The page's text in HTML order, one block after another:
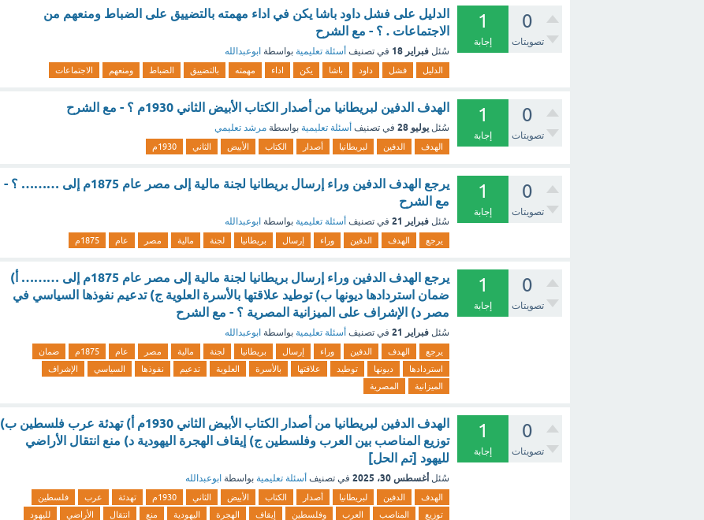
0
تصويتات
1
إجابة
الدليل على فشل داود باشا يكن في اداء مهمته بالتضييق على الضباط ومنعهم من
الاجتماعات . ؟ - مع الشرح
سُئل فبراير 18 في تصنيف أسئلة تعليمية بواسطة ابوعبدالله
الدليل فشل داود باشا يكن اداء مهمته بالتضييق الضباط ومنعهم الاجتماعات
0
تصويتات
1
إجابة
الهدف الدفين لبريطانيا من أصدار الكتاب الأبيض الثاني 1930م ؟ - مع الشرح
سُئل يوليو 28 في تصنيف أسئلة تعليمية بواسطة مرشد تعليمي
الهدف الدفين لبريطانيا أصدار الكتاب الأبيض الثاني 1930م
0
تصويتات
1
إجابة
يرجع الهدف الدفين وراء إرسال بريطانيا لجنة مالية إلى مصر عام 1875م إلى ……… ؟ -
مع الشرح
سُئل فبراير 21 في تصنيف أسئلة تعليمية بواسطة ابوعبدالله
يرجع الهدف الدفين وراء إرسال بريطانيا لجنة مالية مصر عام 1875م
0
تصويتات
1
إجابة
يرجع الهدف الدفين وراء إرسال بريطانيا لجنة مالية إلى مصر عام 1875م إلى ……… أ)
ضمان استردادها ديونها ب) توطيد علاقتها بالأسرة العلوية ج) تدعيم نفوذها السياسي في
مصر د) الإشراف على الميزانية المصرية ؟ - مع الشرح
سُئل فبراير 21 في تصنيف أسئلة تعليمية بواسطة ابوعبدالله
يرجع الهدف الدفين وراء إرسال بريطانيا لجنة مالية مصر عام 1875م
ضمان
استردادها
ديونها توطيد علاقتها بالأسرة العلوية تدعيم نفوذها السياسي
الإشراف
الميزانية
المصرية
0
تصويتات
1
إجابة
الهدف الدفين لبريطانيا من أصدار الكتاب الأبيض الثاني 1930م أ) تهدئة عرب فلسطين ب)
توزيع المناصب بين العرب وفلسطين ج) إيقاف الهجرة اليهودية د) منع انتقال الأراضي
لليهود [تم الحل]
سُئل أغسطس 30، 2025 في تصنيف أسئلة تعليمية بواسطة ابوعبدالله
الهدف الدفين لبريطانيا أصدار الكتاب الأبيض الثاني 1930م تهدئة عرب
فلسطين
توزيع
المناصب العرب وفلسطين إيقاف الهجرة اليهودية منع انتقال الأراضي لليهود